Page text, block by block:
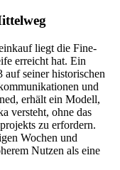
liegt die Fine-
erreicht hat. Ein
seiner historischen
und
erhält ein Modell,
versteht, ohne das
zu erfordern.
Wochen und
Nutzen als eine